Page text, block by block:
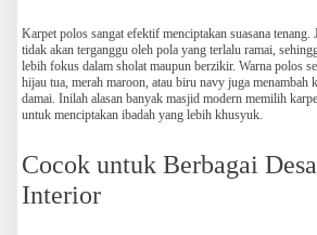
Karpet polos sangat efektif menciptakan suasana tenang.
tidak akan terganggu oleh pola yang terlalu ramai,
lebih fokus dalam sholat maupun berzikir. Warna polos
hijau tua, merah maroon, atau biru navy juga menambah
damai. Inilah alasan banyak masjid modern memilih
untuk menciptakan ibadah yang lebih khusyuk.
Cocok untuk Berbagai
Interior